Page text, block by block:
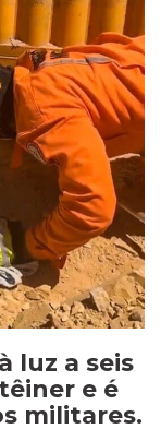
luz a seis
e é
militares.